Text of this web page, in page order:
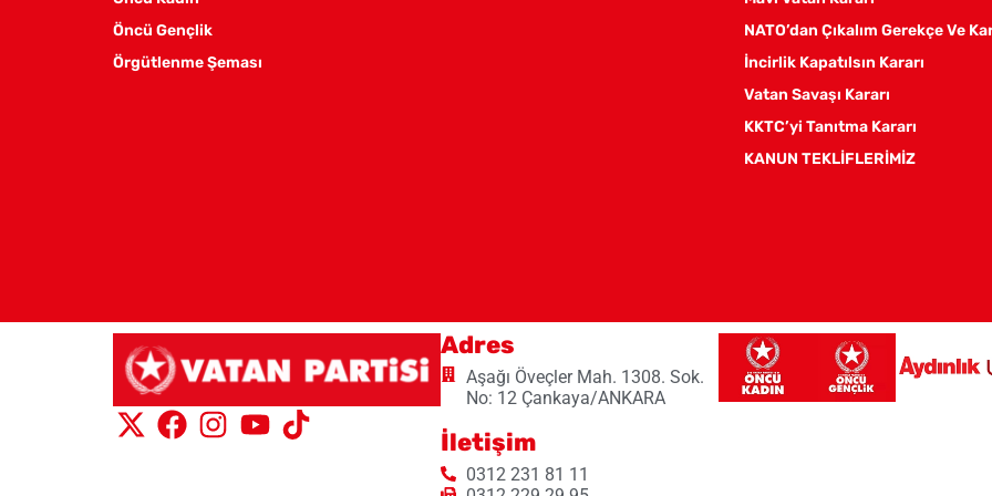
Öncü Gençlik
Örgütlenme Şeması
NATO’dan Çıkalım Gerekçe Ve
İncirlik Kapatılsın Kararı
Vatan Savaşı Kararı
KKTC’yi Tanıtma Kararı
KANUN TEKLİFLERİMİZ
Adres
Aşağı Öveçler Mah. 1308. Sok.
No: 12 Çankaya/ANKARA
İletişim
0312 231 81 11